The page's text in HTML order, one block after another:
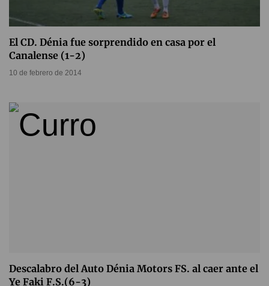
El CD. Dénia fue sorprendido en casa por el
Canalense (1-2)
10 de febrero de 2014
Descalabro del Auto Dénia Motors FS. al caer ante el
Ye Faki F.S.(6-3)